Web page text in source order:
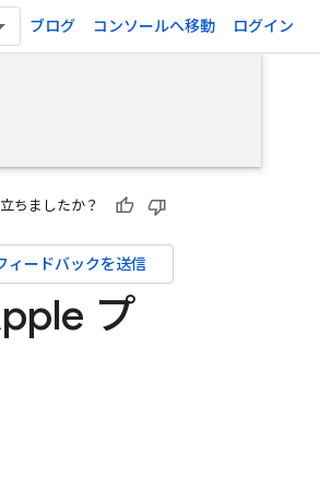
ブログ コンソールへ移動 ログイン
ちましたか？
ィードバックを送信
プ